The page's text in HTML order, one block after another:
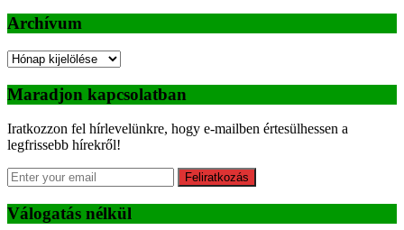
Archívum
Archívum
Maradjon kapcsolatban
Iratkozzon fel hírlevelünkre, hogy e-mailben értesülhessen a
legfrissebb hírekről!
Feliratkozás
Válogatás nélkül